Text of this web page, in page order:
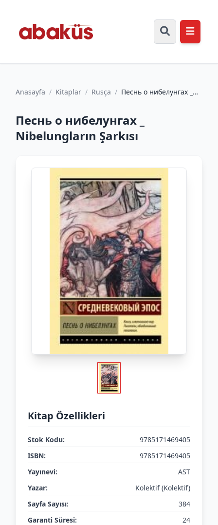
Anasayfa / Kitaplar / Rusça / Песнь о нибелунгах _
Песнь о нибелунгах _
Nibelungların Şarkısı
Kitap Özellikleri
Stok Kodu:
9785171469405
ISBN:
9785171469405
Yayınevi:
AST
Yazar:
Kolektif (Kolektif)
Sayfa Sayısı:
384
Garanti Süresi:
24